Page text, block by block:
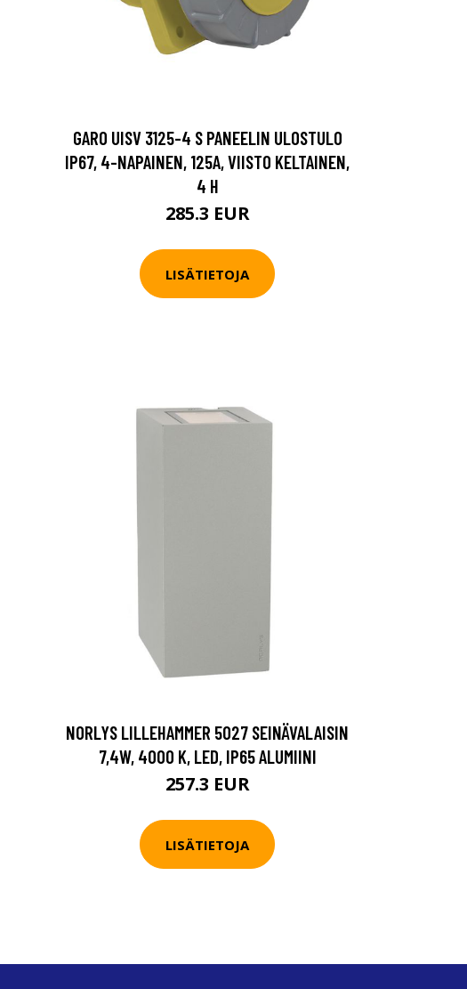
GARO UISV 3125-4 S PANEELIN ULOSTULO
IP67, 4-NAPAINEN, 125A, VIISTO KELTAINEN,
4 H
285.3 EUR
LISÄTIETOJA
NORLYS LILLEHAMMER 5027 SEINÄVALAISIN
7,4W, 4000 K, LED, IP65 ALUMIINI
257.3 EUR
LISÄTIETOJA